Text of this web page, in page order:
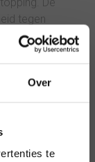
Over
te
De
tegen
perfect
een lang
gebruikt.
×